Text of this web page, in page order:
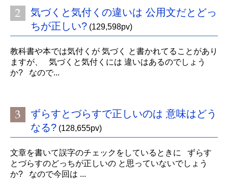
気づくと気付くの違いは 公用文だとどっ
ちが正しい? (129,598pv)
教科書や本では気付くが 気づく と書かれてることがあり
ますが、 気づくと気付くには 違いはあるのでしょう
か? なので...
ずらすとづらすで正しいのは 意味はどう
なる? (128,655pv)
文章を書いて誤字のチェックをしているときに ずらす
とづらすのどっちが正しいの と思っていないでしょう
か? なので今回は ...